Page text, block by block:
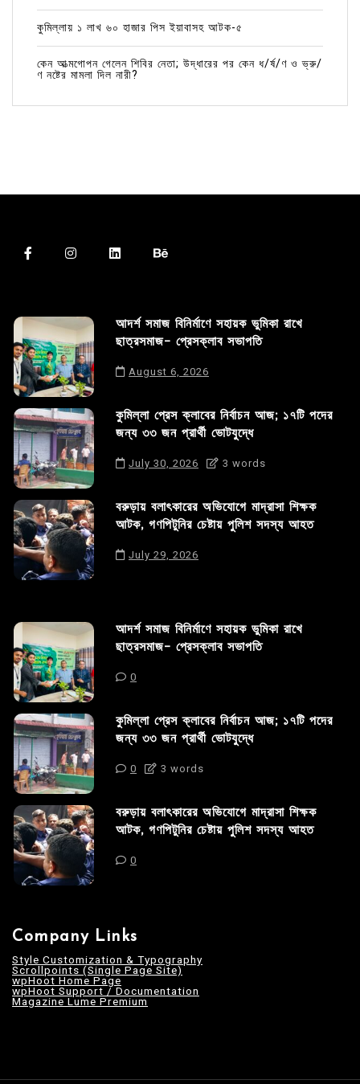
কুমিল্লায় ১ লাখ ৬০ হাজার পিস ইয়াবাসহ আটক-৫
কেন আত্মগোপন গেলেন শিবির নেতা; উদ্ধারের পর কেন ধ/র্ষ/ণ ও ভ্রু/
ণ নষ্টের মামলা দিল নারী?
আদর্শ সমাজ বিনির্মাণে সহায়ক ভুমিকা রাখে
ছাত্রসমাজ- প্রেসক্লাব সভাপতি
August 6, 2026
কুমিল্লা প্রেস ক্লাবের নির্বাচন আজ; ১৭টি পদের
জন্য ৩৩ জন প্রার্থী ভোটযুদ্ধে
July 30, 2026 3 words
বরুড়ায় বলাৎকারের অভিযোগে মাদ্রাসা শিক্ষক
আটক, গণপিটুনির চেষ্টায় পুলিশ সদস্য আহত
July 29, 2026
আদর্শ সমাজ বিনির্মাণে সহায়ক ভুমিকা রাখে
ছাত্রসমাজ- প্রেসক্লাব সভাপতি
0
কুমিল্লা প্রেস ক্লাবের নির্বাচন আজ; ১৭টি পদের
জন্য ৩৩ জন প্রার্থী ভোটযুদ্ধে
0 3 words
বরুড়ায় বলাৎকারের অভিযোগে মাদ্রাসা শিক্ষক
আটক, গণপিটুনির চেষ্টায় পুলিশ সদস্য আহত
0
Company Links
Style Customization & Typography
Scrollpoints (Single Page Site)
wpHoot Home Page
wpHoot Support / Documentation
Magazine Lume Premium